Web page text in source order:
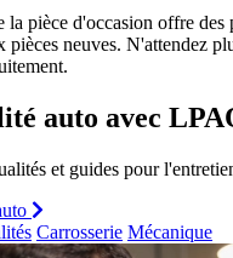
la pièce d'occasion offre des
pièces neuves. N'attendez
auto avec
et guides pour
Carrosserie Mécanique